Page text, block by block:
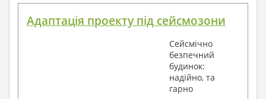
Адаптація проекту під сейсмозони
Сейсмічно
безпечний
будинок:
надійно, та
гарно